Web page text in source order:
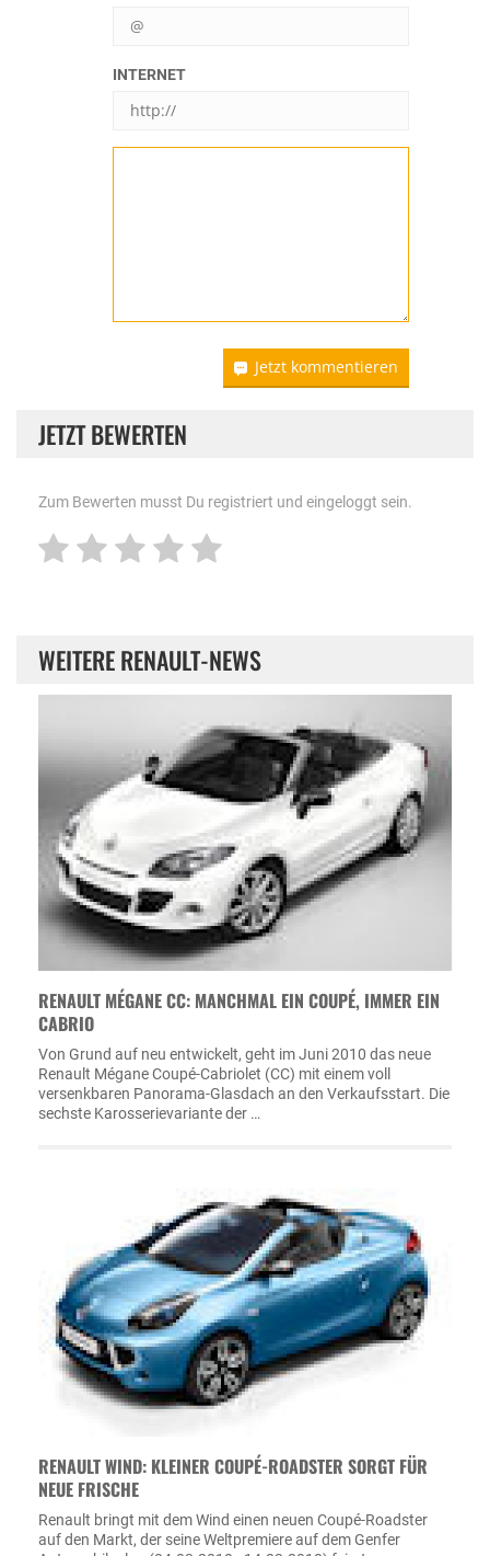
INTERNET
Jetzt kommentieren
JETZT BEWERTEN
Zum Bewerten musst Du registriert und eingeloggt sein.
WEITERE RENAULT-NEWS
RENAULT MÉGANE CC: MANCHMAL EIN COUPÉ, IMMER EIN
CABRIO
Von Grund auf neu entwickelt, geht im Juni 2010 das neue
Renault Mégane Coupé-Cabriolet (CC) mit einem voll
versenkbaren Panorama-Glasdach an den Verkaufsstart. Die
sechste Karosserievariante der …
RENAULT WIND: KLEINER COUPÉ-ROADSTER SORGT FÜR
NEUE FRISCHE
Renault bringt mit dem Wind einen neuen Coupé-Roadster
auf den Markt, der seine Weltpremiere auf dem Genfer